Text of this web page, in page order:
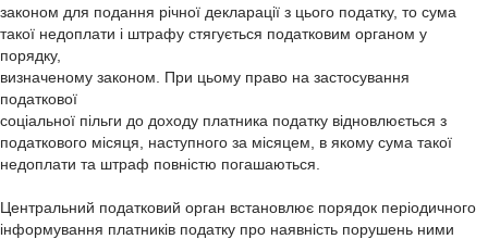
законом для подання річної декларації з цього податку, то сума
такої недоплати і штрафу стягується податковим органом у
порядку,
визначеному законом. При цьому право на застосування
податкової
соціальної пільги до доходу платника податку відновлюється з
податкового місяця, наступного за місяцем, в якому сума такої
недоплати та штраф повністю погашаються.
Центральний податковий орган встановлює порядок періодичного
інформування платників податку про наявність порушень ними